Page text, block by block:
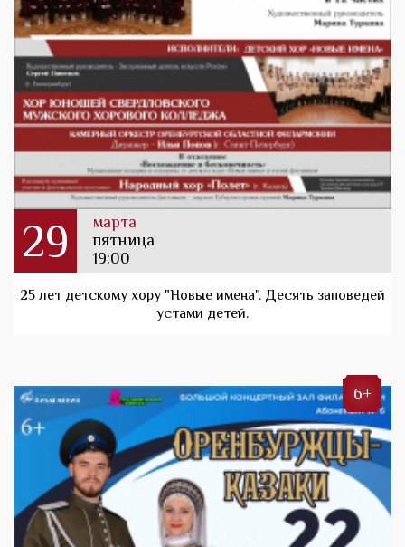
29
марта
пятница
19:00
25 лет детскому хору "Новые имена". Десять заповедей
устами детей.
6+